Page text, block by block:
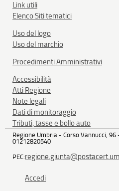
Link utili
Elenco Siti tematici
Uso del logo
Uso del marchio
Procedimenti Amministrativi
Accessibilità
Atti Regione
Note legali
Dati di monitoraggio
Tributi, tasse e bollo auto
Regione Umbria - Corso Vannucci, 96
01212820540
PEC:
Accedi